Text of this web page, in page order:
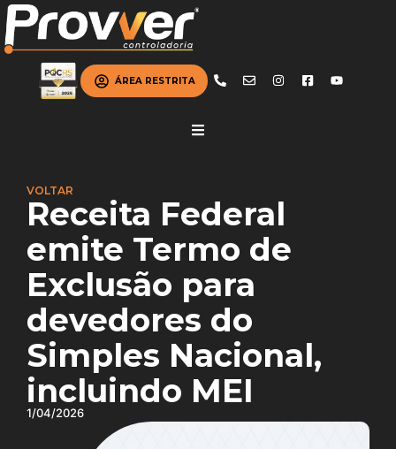
ÁREA RESTRITA
VOLTAR
Receita Federal
emite Termo de
Exclusão para
devedores do
Simples Nacional,
incluindo MEI
1/04/2026